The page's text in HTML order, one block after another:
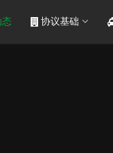
态 协议基础